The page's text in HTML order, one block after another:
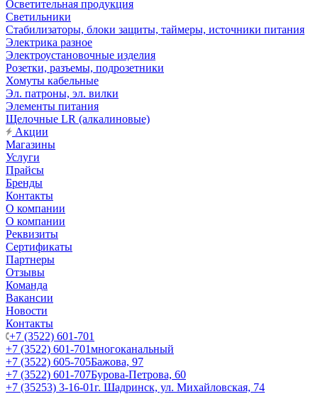
Осветительная продукция
Светильники
Стабилизаторы, блоки защиты, таймеры, источники питания
Электрика разное
Электроустановочные изделия
Розетки, разъемы, подрозетники
Хомуты кабельные
Эл. патроны, эл. вилки
Элементы питания
Щелочные LR (алкалиновые)
Акции
Магазины
Услуги
Прайсы
Бренды
Контакты
О компании
О компании
Реквизиты
Сертификаты
Партнеры
Отзывы
Команда
Вакансии
Новости
Контакты
+7 (3522) 601-701
+7 (3522) 601-701многоканальный
+7 (3522) 605-705Бажова, 97
+7 (3522) 601-707Бурова-Петрова, 60
+7 (35253) 3-16-01г. Шадринск, ул. Михайловская, 74